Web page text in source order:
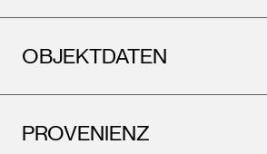
OBJEKTDATEN
PROVENIENZ